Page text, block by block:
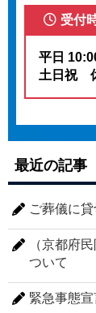
受付
平日
土日祝
最近の記事
ご葬儀に
（京都府
ついて
緊急事態